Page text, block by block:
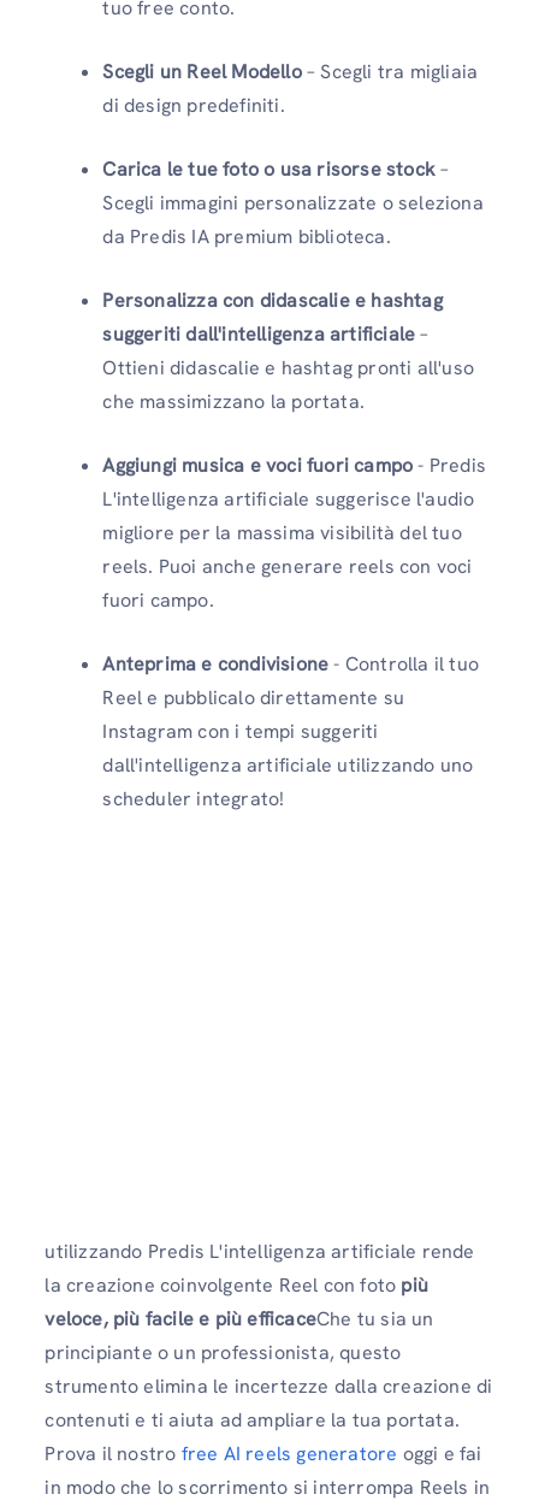
tuo free conto.
Scegli un Reel Modello– Scegli tra migliaia
di design predefiniti.
Carica le tue foto o usa risorse stock–
Scegli immagini personalizzate o seleziona
da Predis IA premium biblioteca.
Personalizza con didascalie e hashtag
suggeriti dall'intelligenza artificiale–
Ottieni didascalie e hashtag pronti all'uso
che massimizzano la portata.
Aggiungi musica e voci fuori campo- Predis
L'intelligenza artificiale suggerisce l'audio
migliore per la massima visibilità del tuo
reels. Puoi anche generare reels con voci
fuori campo.
Anteprima e condivisione- Controlla il tuo
Reel e pubblicalo direttamente su
Instagram con i tempi suggeriti
dall'intelligenza artificiale utilizzando uno
scheduler integrato!
utilizzando Predis L'intelligenza artificiale rende
la creazione coinvolgente Reel con foto più
veloce, più facile e più efficaceChe tu sia un
principiante o un professionista, questo
strumento elimina le incertezze dalla creazione di
contenuti e ti aiuta ad ampliare la tua portata.
Prova il nostro free AI reels generatore oggi e fai
in modo che lo scorrimento si interrompa Reels in